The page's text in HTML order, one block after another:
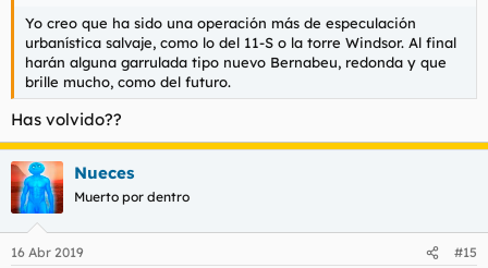
Yo creo que ha sido una operación más de especulación
urbanística salvaje, como lo del 11-S o la torre Windsor. Al final
harán alguna garrulada tipo nuevo Bernabeu, redonda y que
brille mucho, como del futuro.
Has volvido??
Nueces
Muerto por dentro
16 Abr 2019 #15